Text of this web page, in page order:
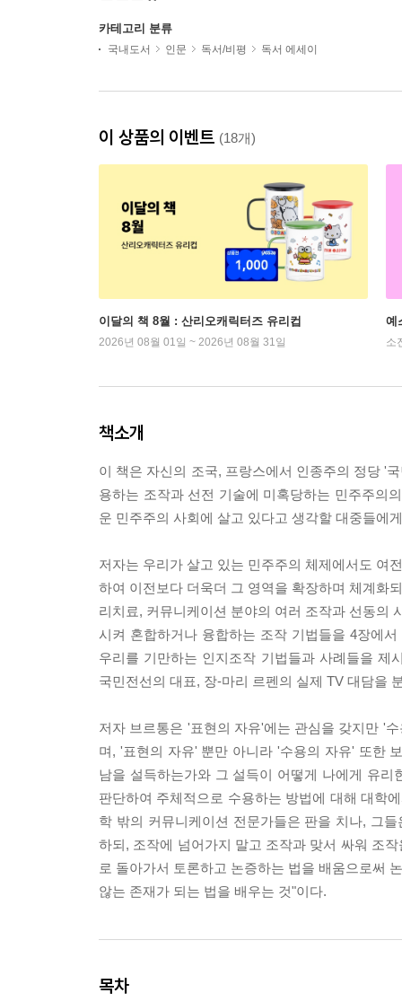
카테고리 분류
국내도서 인문 독서/비평 독서 에세이
이 상품의 이벤트 (18개)
이달의 책 8월 : 산리오캐릭터즈 유리컵
2026년 08월 01일 ~ 2026년 08월 31일
예
소
책소개
이 책은 자신의 조국, 프랑스에서 인종주의 정당 '
용하는 조작과 선전 기술에 미혹당하는 민주주의
운 민주주의 사회에 살고 있다고 생각할 대중들에
저자는 우리가 살고 있는 민주주의 체제에서도 여
하여 이전보다 더욱더 그 영역을 확장하며 체계화
리치료, 커뮤니케이션 분야의 여러 조작과 선동의
시켜 혼합하거나 융합하는 조작 기법들을 4장에
우리를 기만하는 인지조작 기법들과 사례들을 제
국민전선의 대표, 장-마리 르펜의 실제 TV 대담을
저자 브르통은 '표현의 자유'에는 관심을 갖지만 '
며, '표현의 자유' 뿐만 아니라 '수용의 자유' 또한
남을 설득하는가와 그 설득이 어떻게 나에게 유
판단하여 주체적으로 수용하는 방법에 대해 대학
학 밖의 커뮤니케이션 전문가들은 판을 치나, 그
하되, 조작에 넘어가지 말고 조작과 맞서 싸워 조
로 돌아가서 토론하고 논증하는 법을 배움으로써
않는 존재가 되는 법을 배우는 것"이다.
목차